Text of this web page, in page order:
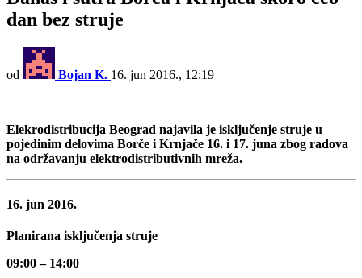
dan bez struje
od Bojan K. 16. jun 2016., 12:19
Elekrodistribucija Beograd najavila je isključenje struje u
pojedinim delovima Borče i Krnjače 16. i 17. juna zbog radova
na održavanju elektrodistributivnih mreža.
16. jun 2016.
Planirana isključenja struje
09:00 – 14:00